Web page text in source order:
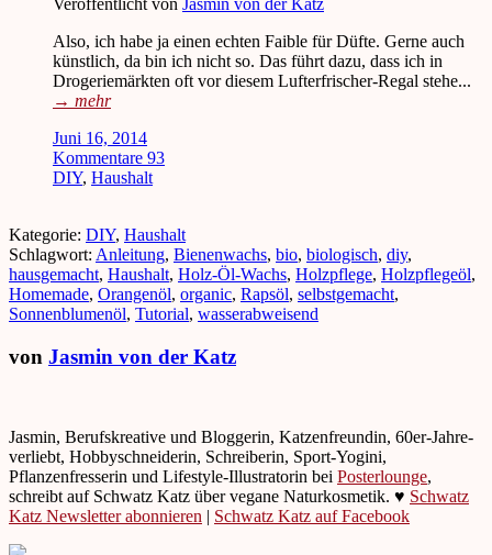
Veröffentlicht von Jasmin von der Katz
Also, ich habe ja einen echten Faible für Düfte. Gerne auch
künstlich, da bin ich nicht so. Das führt dazu, dass ich in
Drogeriemärkten oft vor diesem Lufterfrischer-Regal stehe...
→ mehr
Juni 16, 2014
Kommentare 93
DIY, Haushalt
Kategorie: DIY, Haushalt
Schlagwort: Anleitung, Bienenwachs, bio, biologisch, diy,
hausgemacht, Haushalt, Holz-Öl-Wachs, Holzpflege, Holzpflegeöl,
Homemade, Orangenöl, organic, Rapsöl, selbstgemacht,
Sonnenblumenöl, Tutorial, wasserabweisend
von Jasmin von der Katz
Jasmin, Berufskreative und Bloggerin, Katzenfreundin, 60er-Jahre-
verliebt, Hobbyschneiderin, Schreiberin, Sport-Yogini,
Pflanzenfresserin und Lifestyle-Illustratorin bei Posterlounge,
schreibt auf Schwatz Katz über vegane Naturkosmetik. ♥ Schwatz
Katz Newsletter abonnieren | Schwatz Katz auf Facebook